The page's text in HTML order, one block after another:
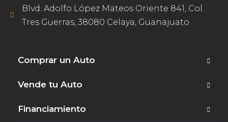
Blvd. Adolfo López Mateos Oriente 841, Col.
Tres Guerras, 38080 Celaya, Guanajuato
Comprar un Auto
Vende tu Auto
Financiamiento